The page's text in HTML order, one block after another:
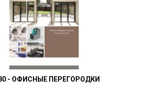
- ОФИСНЫЕ ПЕРЕГОРОДКИ